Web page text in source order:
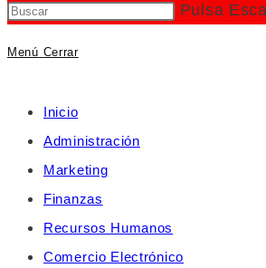
Pulsa
Menú Cerrar
Inicio
Administración
Marketing
Finanzas
Recursos Humanos
Comercio Electrónico